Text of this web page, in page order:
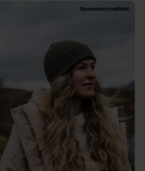
Sponsoreret indhold